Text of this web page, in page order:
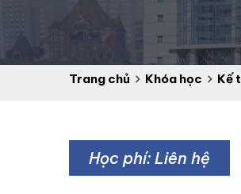
Trang chủ Khóa học Kế
Học phí: Liên hệ